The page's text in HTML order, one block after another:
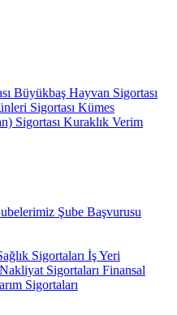
Büyükbaş Hayvan Sigortası
Sigortası Kümes
Sigortası Kuraklık Verim
Şube Başvurusu
Sigortaları İş Yeri
Nakliyat Sigortaları Finansal
Sigortaları